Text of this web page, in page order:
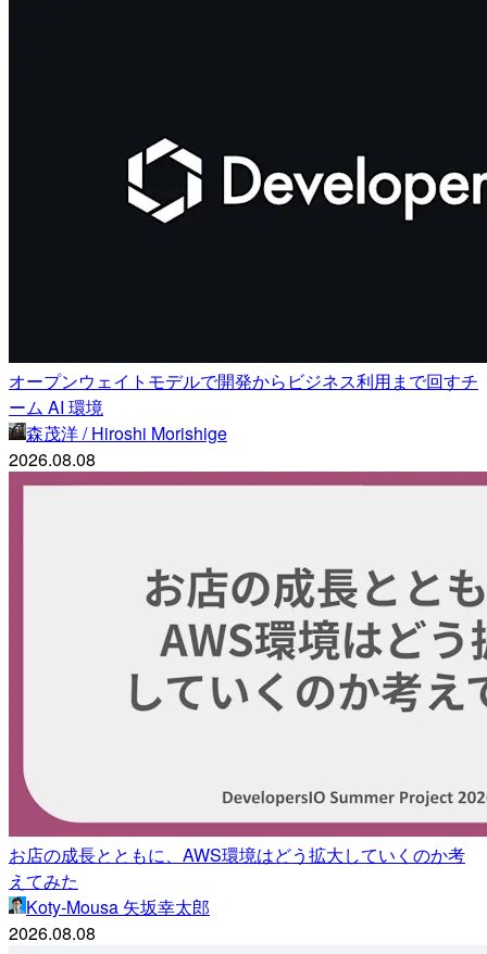
オープンウェイトモデルで開発からビジネス利用まで回すチ
ーム AI 環境
森茂洋 / Hiroshi Morishige
2026.08.08
お店の成長とともに、AWS環境はどう拡大していくのか考
えてみた
Koty-Mousa 矢坂幸太郎
2026.08.08